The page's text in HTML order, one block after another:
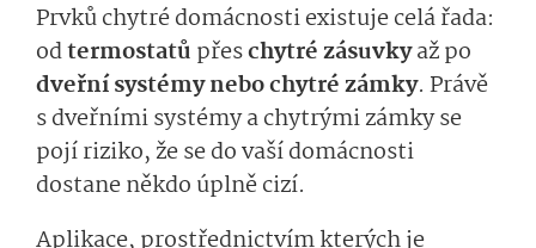
Prvků chytré domácnosti existuje celá řada:
odtermostatů přeschytré zásuvkyaž po
dveřní systémy nebo chytré zámky. Právě
s dveřními systémy a chytrými zámky se
pojí riziko, že se do vaší domácnosti
dostane někdo úplně cizí.